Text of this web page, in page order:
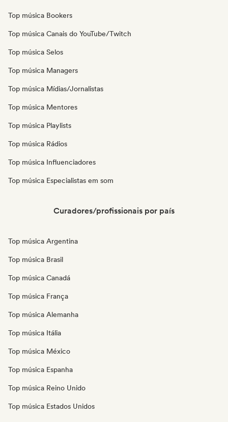
Top música Bookers
Top música Canais do YouTube/Twitch
Top música Selos
Top música Managers
Top música Mídias/Jornalistas
Top música Mentores
Top música Playlists
Top música Rádios
Top música Influenciadores
Top música Especialistas em som
Curadores/profissionais por país
Top música Argentina
Top música Brasil
Top música Canadá
Top música França
Top música Alemanha
Top música Itália
Top música México
Top música Espanha
Top música Reino Unido
Top música Estados Unidos